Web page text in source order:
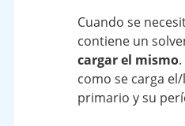
Cuando se
contiene un
cargar el mismo
como se carga
primario y su